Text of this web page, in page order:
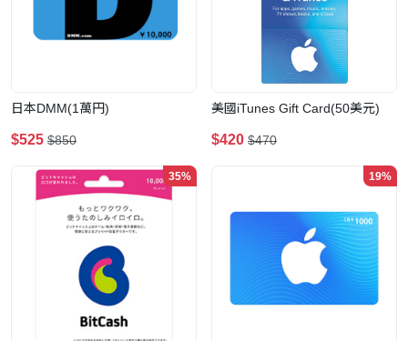
日本DMM(1萬円)
$525 $850
美國iTunes Gift Card(50美元)
$420 $470
35% 19%